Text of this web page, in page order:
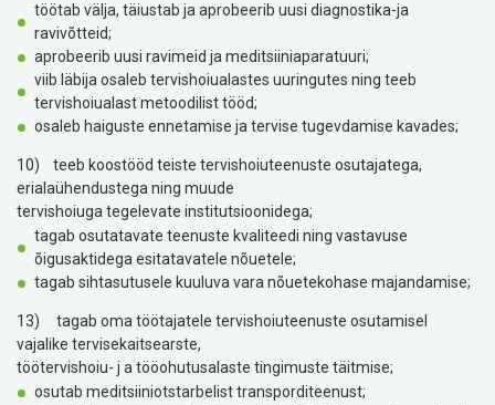
töötab välja, täiustab ja aprobeerib uusi diagnostika-ja
ravivõtteid;
aprobeerib uusi ravimeid ja meditsiiniaparatuuri;
viib läbija osaleb tervishoiualastes uuringutes ning teeb
tervishoiualast metoodilist tööd;
osaleb haiguste ennetamise ja tervise tugevdamise kavades;
10) teeb koostööd teiste tervishoiuteenuste osutajatega,
erialaühendustega ning muude
tervishoiuga tegelevate institutsioonidega;
tagab osutatavate teenuste kvaliteedi ning vastavuse
õigusaktidega esitatavatele nõuetele;
tagab sihtasutusele kuuluva vara nõuetekohase majandamise;
13) tagab oma töötajatele tervishoiuteenuste osutamisel
vajalike tervisekaitsearste,
töötervishoiu- j a tööohutusalaste tingimuste täitmise;
osutab meditsiiniotstarbelist transporditeenust;